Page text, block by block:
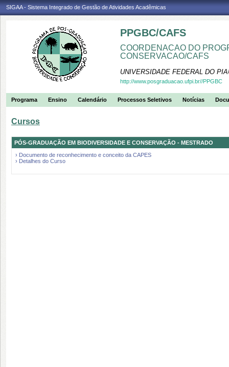
SIGAA - Sistema Integrado de Gestão de Atividades Acadêmicas
PPGBC/CAFS
COORDENACAO DO
CONSERVACAO/CAFS
UNIVERSIDADE FEDERAL DO
http://www.posgraduacao.ufpi.br//PPGBC
Programa Ensino Calendário Processos Seletivos Notícias
Cursos
PÓS-GRADUAÇÃO EM BIODIVERSIDADE E CONSERVAÇÃO - MESTRADO
› Documento de reconhecimento e conceito da CAPES
› Detalhes do Curso